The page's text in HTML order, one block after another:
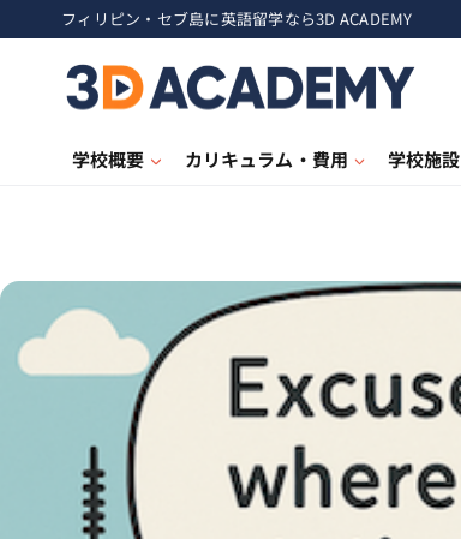
フィリピン・セブ島に英語留学なら3D ACADEMY
学校概要 カリキュラム・費用 学校施設